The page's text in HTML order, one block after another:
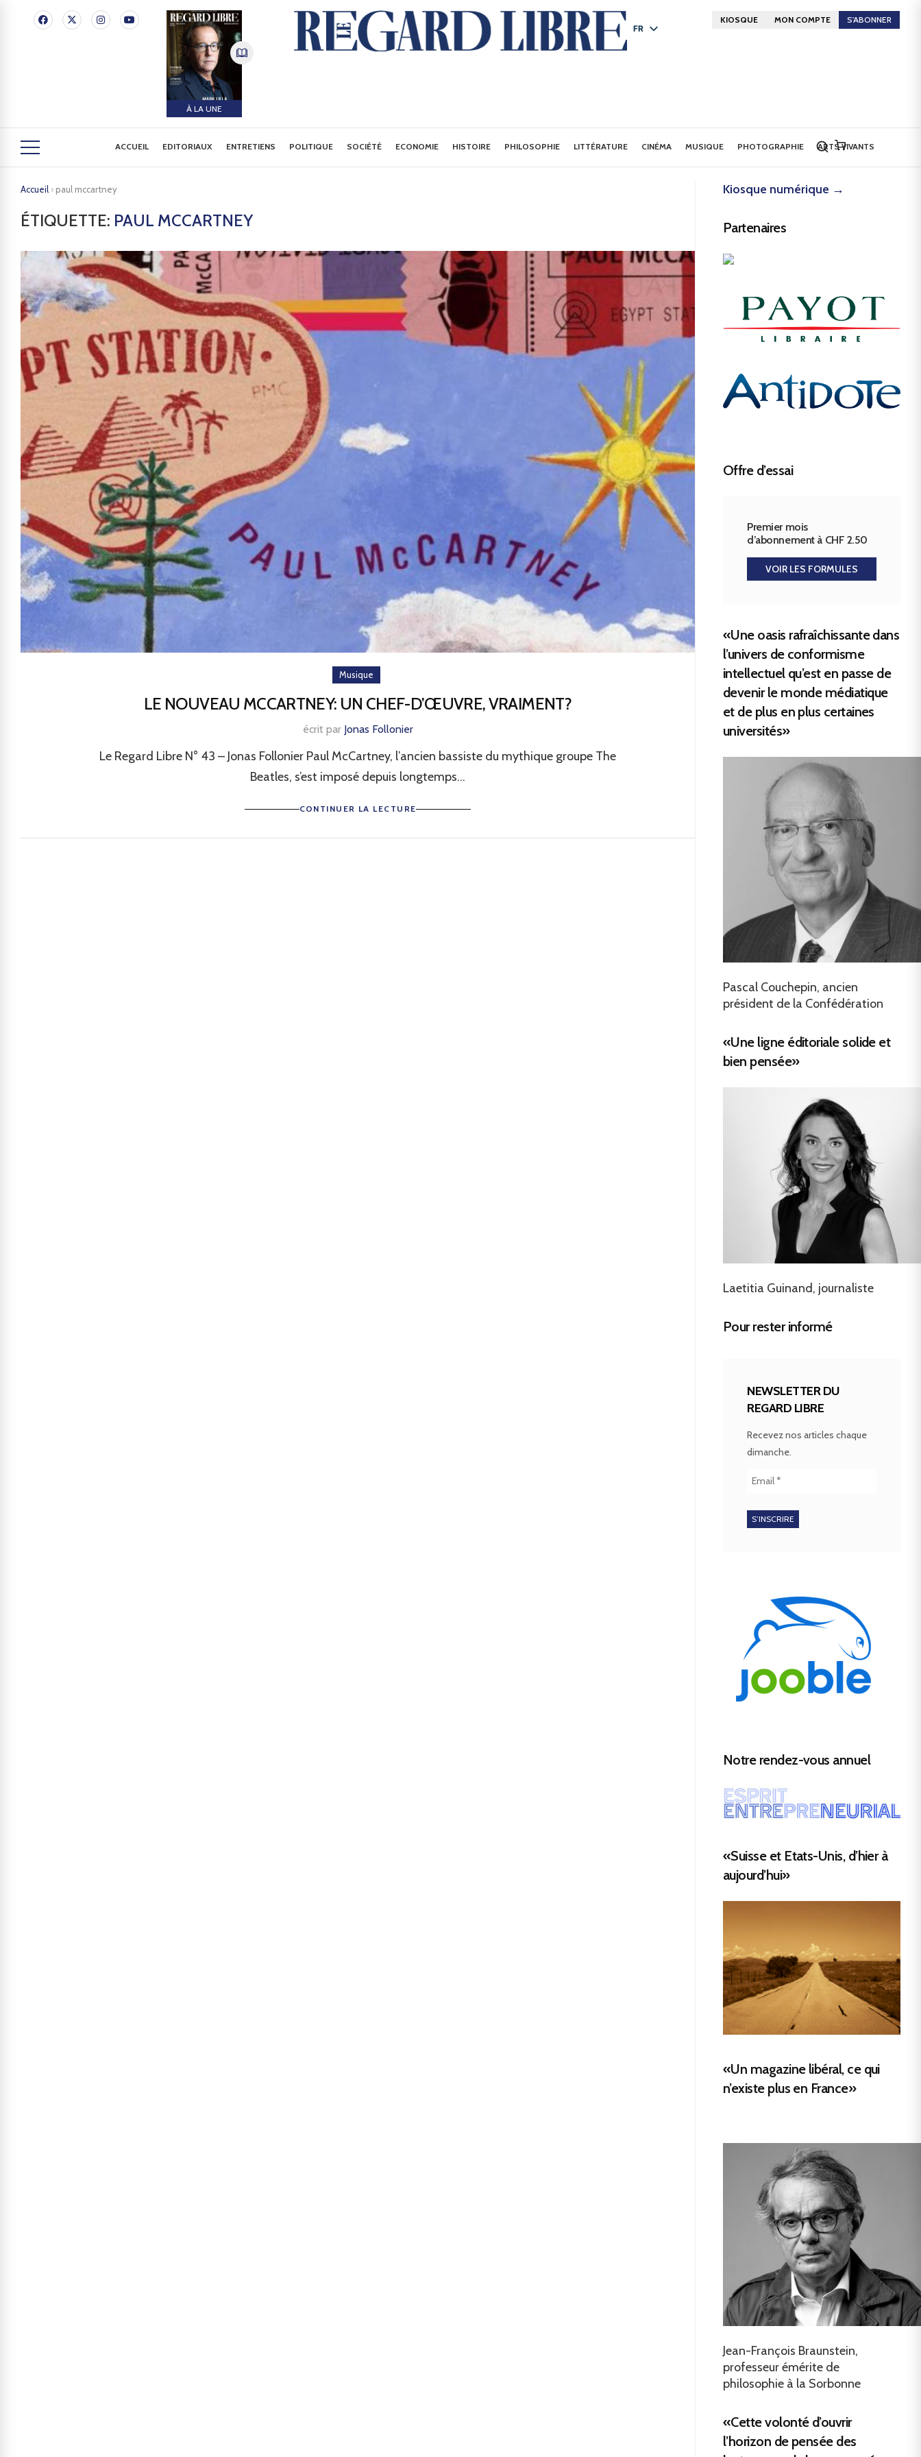
À LA UNE
FR
KIOSQUE MON COMPTE S'ABONNER
ACCUEIL EDITORIAUX ENTRETIENS POLITIQUE SOCIÉTÉ ECONOMIE HISTOIRE PHILOSOPHIE LITTÉRATURE CINÉMA MUSIQUE PHOTOGRAPHIE ARTS VIVANTS
Accueil › paul mccartney
ÉTIQUETTE: PAUL MCCARTNEY
Musique
LE NOUVEAU MCCARTNEY: UN CHEF-D’ŒUVRE, VRAIMENT?
écrit par Jonas Follonier
Le Regard Libre N° 43 – Jonas Follonier Paul McCartney, l’ancien bassiste du mythique groupe The
Beatles, s’est imposé depuis longtemps...
CONTINUER LA LECTURE
Kiosque numérique →
Partenaires
Offre d’essai
Premier mois
d’abonnement à CHF 2.50
VOIR LES FORMULES
«Une oasis rafraîchissante dans
l’univers de conformisme
intellectuel qu’est en passe de
devenir le monde médiatique
et de plus en plus certaines
universités»
Pascal Couchepin, ancien
président de la Confédération
«Une ligne éditoriale solide et
bien pensée»
Laetitia Guinand, journaliste
Pour rester informé
NEWSLETTER DU
REGARD LIBRE
Recevez nos articles chaque
dimanche.
Notre rendez-vous annuel
«Suisse et Etats-Unis, d’hier à
aujourd’hui»
«Un magazine libéral, ce qui
n’existe plus en France»
Jean-François Braunstein,
professeur émérite de
philosophie à la Sorbonne
«Cette volonté d’ouvrir
l’horizon de pensée des